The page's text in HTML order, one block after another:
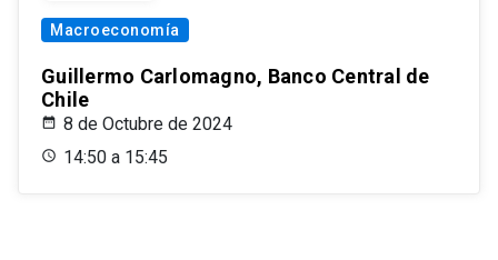
Macroeconomía
Guillermo Carlomagno, Banco Central de
Chile
8 de Octubre de 2024
14:50 a 15:45